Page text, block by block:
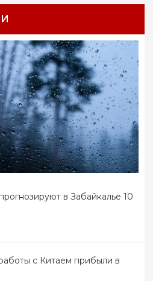
в Забайкалье 10
с Китаем прибыли в